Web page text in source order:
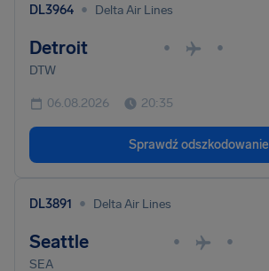
DL3964 • Delta Air Lines
Detroit • •
DTW
06.08.2026 20:35
Sprawdź odszkodowanie
DL3891 • Delta Air Lines
Seattle • •
SEA